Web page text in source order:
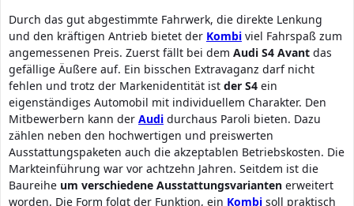
Durch das gut abgestimmte Fahrwerk, die direkte Lenkung
und den kräftigen Antrieb bietet der Kombi viel Fahrspaß zum
angemessenen Preis. Zuerst fällt bei dem Audi S4 Avant das
gefällige Äußere auf. Ein bisschen Extravaganz darf nicht
fehlen und trotz der Markenidentität ist der S4 ein
eigenständiges Automobil mit individuellem Charakter. Den
Mitbewerbern kann der Audi durchaus Paroli bieten. Dazu
zählen neben den hochwertigen und preiswerten
Ausstattungspaketen auch die akzeptablen Betriebskosten. Die
Markteinführung war vor achtzehn Jahren. Seitdem ist die
Baureihe um verschiedene Ausstattungsvarianten erweitert
worden. Die Form folgt der Funktion, ein Kombi soll praktisch